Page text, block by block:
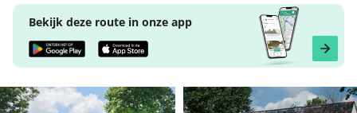
Bekijk deze route in onze app